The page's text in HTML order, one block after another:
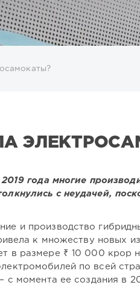
года многие
с неудачей,
и производство
к множеству новых
в размере ₹ 10 000 крор
по всей
с момента ее создания в